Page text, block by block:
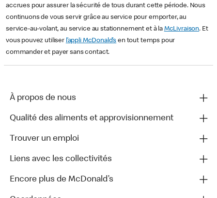
accrues pour assurer la sécurité de tous durant cette période. Nous
continuons de vous servir grâce au service pour emporter, au
service-au-volant, au service au stationnement et à la McLivraison. Et
vous pouvez utiliser l’appli McDonald’s en tout temps pour
commander et payer sans contact.
À propos de nous
Qualité des aliments et approvisionnement
Trouver un emploi
Liens avec les collectivités
Encore plus de McDonald’s